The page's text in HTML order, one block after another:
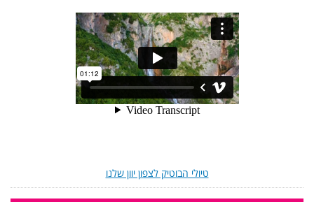
טיולי הבוטיק לצפון יוון שלנו